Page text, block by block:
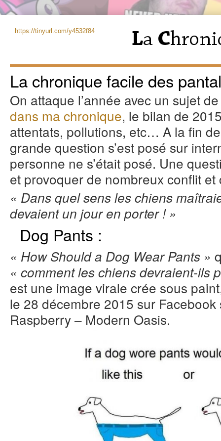
https://tinyurl.com/y4532f84
La chronique facile des
On attaque l’année avec un sujet
dans ma chronique, le bilan de
attentats, pollutions, etc… A la fin
grande question s’est posé sur
personne ne s’était posé. Une
et provoquer de nombreux conflit
« Dans quel sens les chiens
devaient un jour en porter ! »
Dog Pants :
« How Should a Dog Wear Pants »
« comment les chiens devraient-ils
est une image virale crée sous
le 28 décembre 2015 sur Facebook
Raspberry – Modern Oasis.